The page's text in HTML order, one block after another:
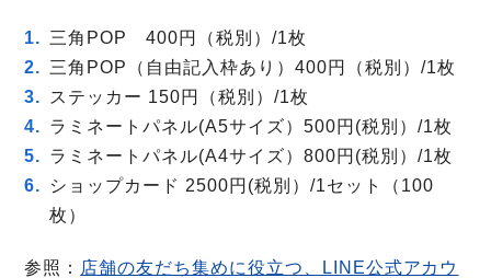
三角POP 400円（税別）/1枚
三角POP（自由記入枠あり）400円（税別）/1枚
ステッカー 150円（税別）/1枚
ラミネートパネル(A5サイズ）500円(税別）/1枚
ラミネートパネル(A4サイズ）800円(税別）/1枚
ショップカード 2500円(税別）/1セット（100
枚）
参照： 店舗の友だち集めに役立つ、LINE公式アカウ